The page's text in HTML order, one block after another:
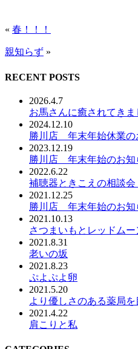
« 春！！！
親知らず »
RECENT POSTS
2026.4.7
お馬さんに癒されてきま
2024.12.10
勝川店 年末年始休業の
2023.12.19
勝川店 年末年始のお知
2022.6.22
補聴器ときこえの相談会
2021.12.25
勝川店 年末年始のお知
2021.10.13
さつまいもとレッドムー
2021.8.31
老いの坂
2021.8.23
ぷよぷよ卵
2021.5.20
より優しさのある薬局を
2021.4.22
肩こりと私